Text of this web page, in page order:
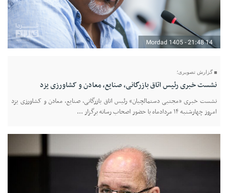
14 Mordad 1405 - 21:48
گزارش تصویری؛
نشست خبری رئیس اتاق بازرگانی، صنایع، معادن و کشاورزی یزد
نشست خبری «مجتبی دستمالچیان» رئیس اتاق بازرگانی، صنایع، معادن و کشاورزی یزد
امروز چهارشنبه ۱۴ مردادماه با حضور اصحاب رسانه برگزار ...